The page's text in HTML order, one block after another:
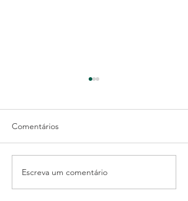
Como gerar código de
acesso no aplicativo
Comentários
Escreva um comentário